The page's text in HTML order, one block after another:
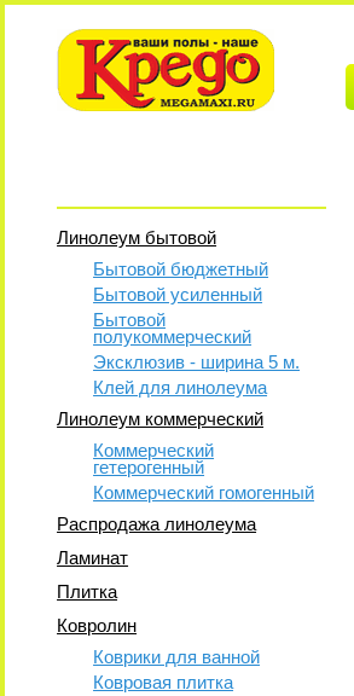
Линолеум бытовой
Бытовой бюджетный
Бытовой усиленный
Бытовой
полукоммерческий
Эксклюзив - ширина 5 м.
Клей для линолеума
Линолеум коммерческий
Коммерческий
гетерогенный
Коммерческий гомогенный
Распродажа линолеума
Ламинат
Плитка
Ковролин
Коврики для ванной
Ковровая плитка